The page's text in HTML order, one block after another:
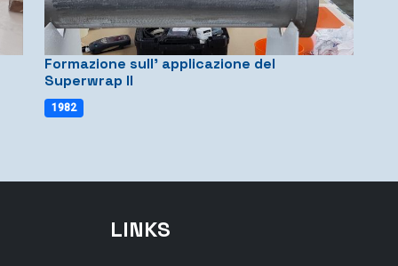
Formazione sull' applicazione del
Superwrap II
1982
LINKS